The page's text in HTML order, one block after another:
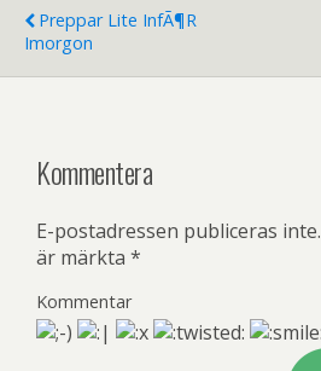
Preppar Lite InfÃ¶r
Imorgon
Kommentera
E-postadressen publiceras inte.
är märkta *
Kommentar